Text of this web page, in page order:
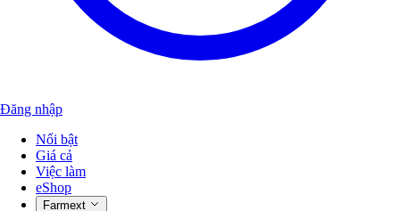
Đăng nhập
Nổi bật
Giá cả
Việc làm
eShop
Farmext